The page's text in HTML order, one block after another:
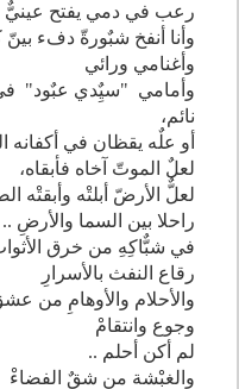
رعب في دمي يفتح عينيٌّ
وأنا أنفخ شبٌورةّ دفء
وأغنامي ورائي
وأمامي "سيٌِدي عبٌود"
نائم،
أو علٌه يقظان في أكفانه
لعلٌ الموتّ آخاه فأبقاه،
لعلٌّ الأرضّ أبلتْه وأبقتْه
راحلا بين السما والأرضِ ..
في شبٌّاكِهِ من خرق
رقاع النفث بالأسرارِ
والأحلام والأوهامِ من
وجوع وانتقامْ
لم أكن أحلم ..
والغبْشة من شقٌ الفضاءْ